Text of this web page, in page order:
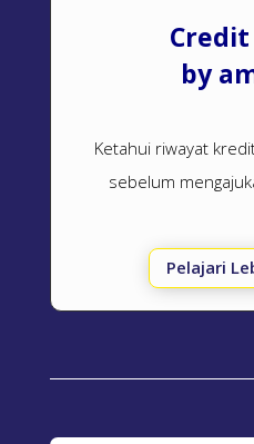
Credit
by
Ketahui riwayat
sebelum
Pelajari